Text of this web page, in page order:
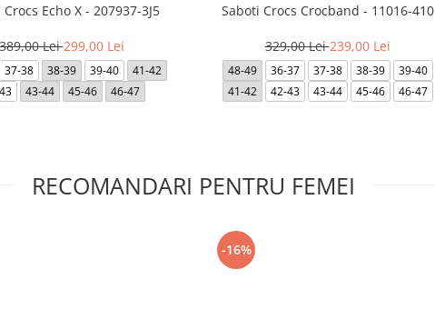
Echo X - 207937-3J5
Lei299,00 Lei
37-38 38-39 39-40
41-42
43-44 45-46 46-47
Saboti Crocs Crocband - 11016-410
329,00 Lei239,00 Lei
48-49 36-37 37-38 38-39
39-40
41-42
42-43 43-44 45-46 46-47
RECOMANDARI PENTRU FEMEI
-16%